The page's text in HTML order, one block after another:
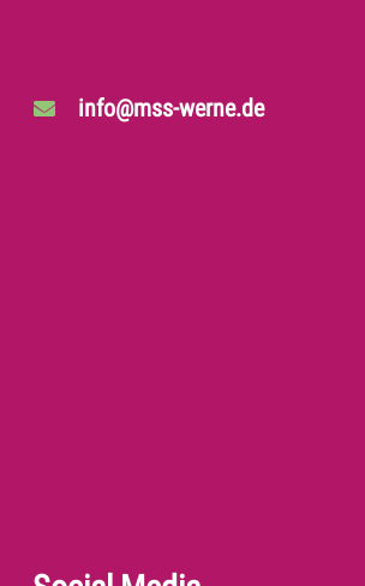
info@mss-werne.de